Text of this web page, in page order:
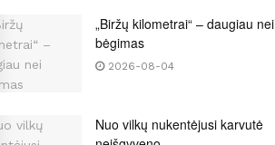
„Biržų kilometrai“ – daugiau nei
bėgimas
2026-08-04
Nuo vilkų nukentėjusi karvutė